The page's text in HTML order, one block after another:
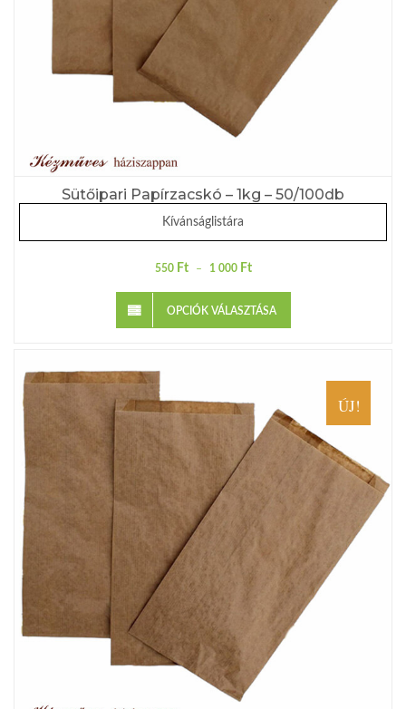
Sütőipari Papírzacskó – 1kg – 50/100db
Kívánságlistára
550 Ft – 1 000 Ft
OPCIÓK VÁLASZTÁSA
ÚJ!